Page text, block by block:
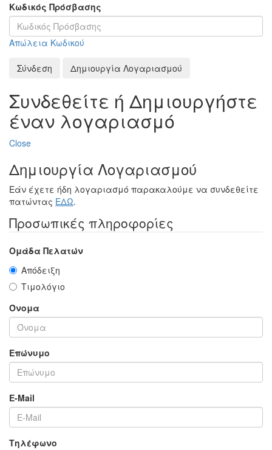
Κωδικός Πρόσβασης
Απώλεια Κωδικού
Σύνδεση Δημιουργία Λογαριασμού
Συνδεθείτε ή Δημιουργήστε
έναν λογαριασμό
Close
Δημιουργία Λογαριασμού
Εάν έχετε ήδη λογαριασμό παρακαλούμε να συνδεθείτε
πατώντας ΕΔΩ.
Προσωπικές πληροφορίες
Ομάδα Πελατών
Απόδειξη
Τιμολόγιο
Όνομα
Επώνυμο
E-Mail
Τηλέφωνο